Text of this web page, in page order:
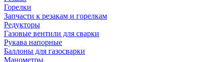
Горелки
Запчасти к резакам и горелкам
Редукторы
Газовые вентили для сварки
Рукава напорные
Баллоны для газосварки
Манометры